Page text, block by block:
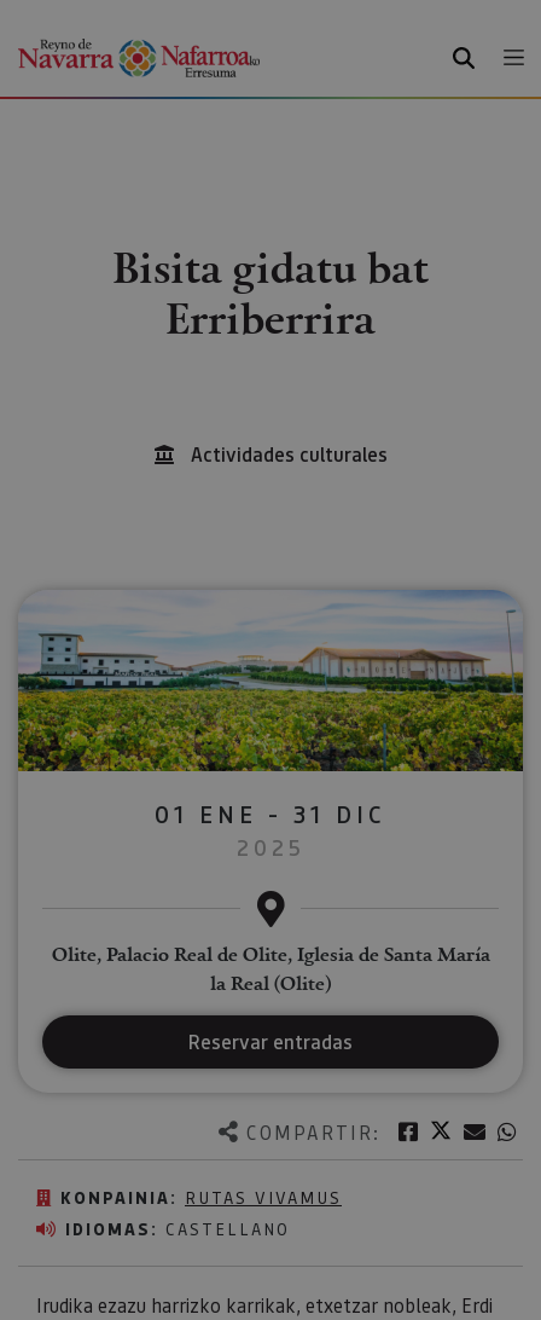
BILATU
Bisita gidatu bat
Erriberrira
Actividades culturales
COMPARTIR: Facebook
Twitter
KONPAINIA: RUTAS VIVAMUS
IDIOMAS: CASTELLANO
Irudika ezazu harrizko karrikak, etxetzar nobleak, Erdi
01 ENE - 31 DIC
2025
Olite, Palacio Real de Olite, Iglesia de Santa María
la Real (Olite)
Reservar entradas